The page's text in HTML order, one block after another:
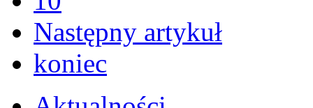
Następny artykuł
koniec